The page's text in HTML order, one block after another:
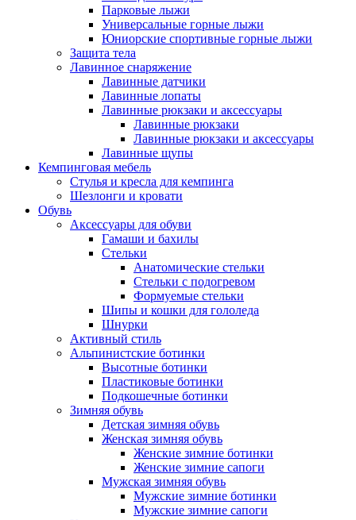
Парковые лыжи
Универсальные горные лыжи
Юниорские спортивные горные лыжи
Защита тела
Лавинное снаряжение
Лавинные датчики
Лавинные лопаты
Лавинные рюкзаки и аксессуары
Лавинные рюкзаки
Лавинные рюкзаки и аксессуары
Лавинные щупы
Кемпинговая мебель
Стулья и кресла для кемпинга
Шезлонги и кровати
Обувь
Аксессуары для обуви
Гамаши и бахилы
Стельки
Анатомические стельки
Стельки с подогревом
Формуемые стельки
Шипы и кошки для гололеда
Шнурки
Активный стиль
Альпинистские ботинки
Высотные ботинки
Пластиковые ботинки
Подкошечные ботинки
Зимняя обувь
Детская зимняя обувь
Женская зимняя обувь
Женские зимние ботинки
Женские зимние сапоги
Мужская зимняя обувь
Мужские зимние ботинки
Мужские зимние сапоги